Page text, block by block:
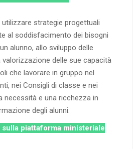
utilizzare strategie progettuali
al soddisfacimento dei bisogni
alunno, allo sviluppo delle
delle sue capacità
che lavorare in gruppo nel
nei Consigli di classe e nei
necessità e una ricchezza in
degli alunni.
piattaforma ministeriale